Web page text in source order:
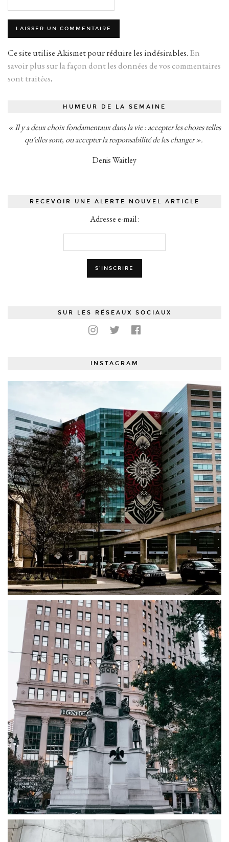
Ce site utilise Akismet pour réduire les indésirables. En
savoir plus sur la façon dont les données de vos commentaires
sont traitées.
HUMEUR DE LA SEMAINE
« Il y a deux choix fondamentaux dans la vie : accepter les choses telles
qu’elles sont, ou accepter la responsabilité de les changer ».
Denis Waitley
RECEVOIR UNE ALERTE NOUVEL ARTICLE
Adresse e-mail :
SUR LES RÉSEAUX SOCIAUX
INSTAGRAM